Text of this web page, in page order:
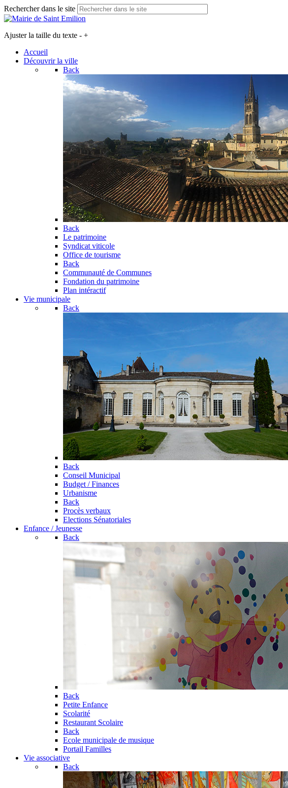
Rechercher dans le site
Ajuster la taille du texte - +
Accueil
Découvrir la ville
Back
Back
Le patrimoine
Syndicat viticole
Office de tourisme
Back
Communauté de Communes
Fondation du patrimoine
Plan intéractif
Vie municipale
Back
Back
Conseil Municipal
Budget / Finances
Urbanisme
Back
Procès verbaux
Elections Sénatoriales
Enfance / Jeunesse
Back
Back
Petite Enfance
Scolarité
Restaurant Scolaire
Back
Ecole municipale de musique
Portail Familles
Vie associative
Back